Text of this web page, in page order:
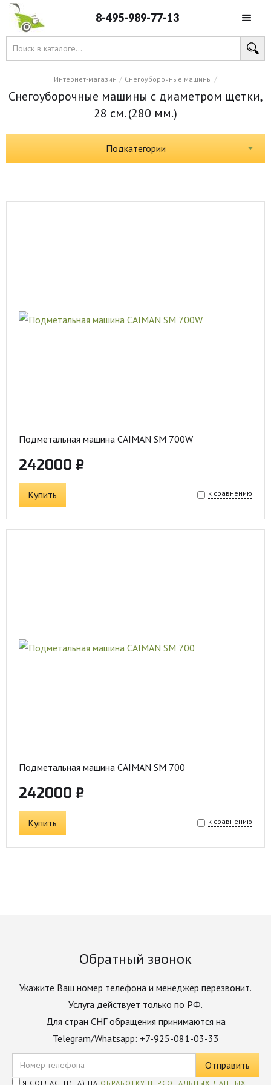
8-495-989-77-13
Интернет-магазин / Снегоуборочные машины /
Снегоуборочные машины с диаметром щетки,
28 см. (280 мм.)
Подкатегории
Подметальная машина CAIMAN SM 700W
242000 ₽
Купить к сравнению
Подметальная машина CAIMAN SM 700
242000 ₽
Купить к сравнению
Обратный звонок
Укажите Ваш номер телефона и менеджер перезвонит.
Услуга действует только по РФ.
Для стран СНГ обращения принимаются на
Telegram/Whatsapp: +7-925-081-03-33
Я СОГЛАСЕН(НА) НА ОБРАБОТКУ ПЕРСОНАЛЬНЫХ ДАННЫХ